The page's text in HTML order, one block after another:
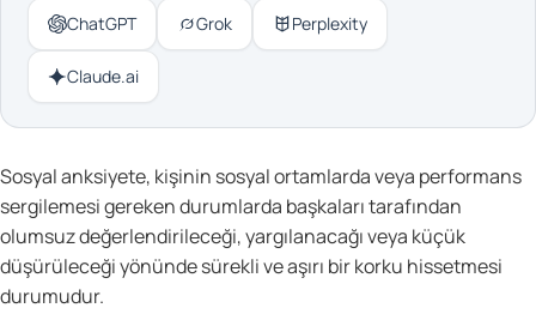
ChatGPT Grok Perplexity
Claude.ai
Sosyal anksiyete, kişinin sosyal ortamlarda veya performans
sergilemesi gereken durumlarda başkaları tarafından
olumsuz değerlendirileceği, yargılanacağı veya küçük
düşürüleceği yönünde sürekli ve aşırı bir korku hissetmesi
durumudur.